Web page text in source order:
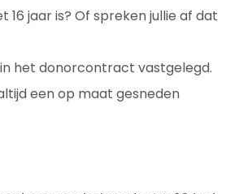
jaar is? Of spreken jullie af dat
het donorcontract vastgelegd.
een op maat gesneden